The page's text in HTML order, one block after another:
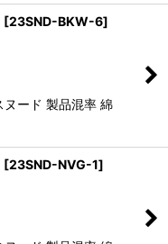
[23SND-BKW-6]
ード 製品混率 綿
[23SND-NVG-1]